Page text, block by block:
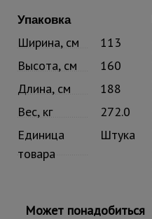
Упаковка
Ширина, см
113
Высота, см
160
Длина, см
188
Вес, кг
272.0
Единица
товара
Штука
Может понадобиться